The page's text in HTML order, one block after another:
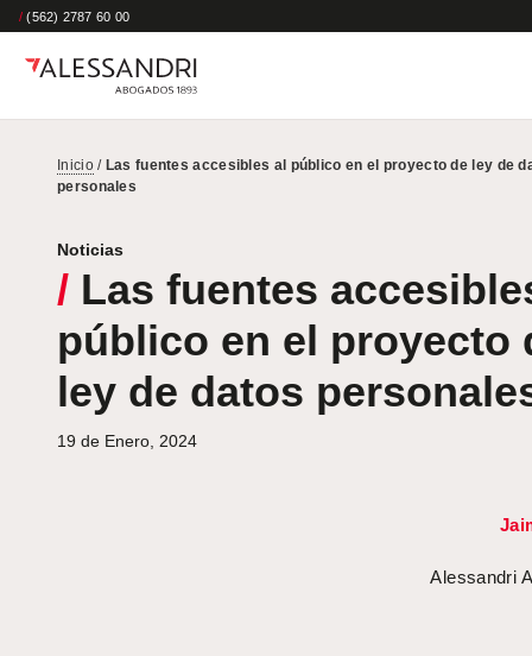
/ (562) 2787 60 00
Inicio/ Las fuentes accesibles al público en el proyecto de ley de
personales
Noticias
/ Las fuentes
público en el proyecto
ley de datos
19 de Enero, 2024
Alessandri